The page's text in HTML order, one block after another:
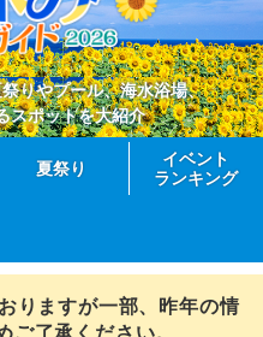
りやプール、海水浴場、
スポットを大紹介
夏祭り
イベント
ランキング
りますが一部、昨年の情